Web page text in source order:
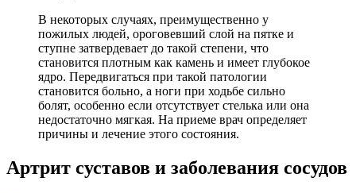
В некоторых случаях, преимущественно у
пожилых людей, ороговевший слой на пятке и
ступне затвердевает до такой степени, что
становится плотным как камень и имеет глубокое
ядро. Передвигаться при такой патологии
становится больно, а ноги при ходьбе сильно
болят, особенно если отсутствует стелька или она
недостаточно мягкая. На приеме врач определяет
причины и лечение этого состояния.
Артрит суставов и заболевания сосудов